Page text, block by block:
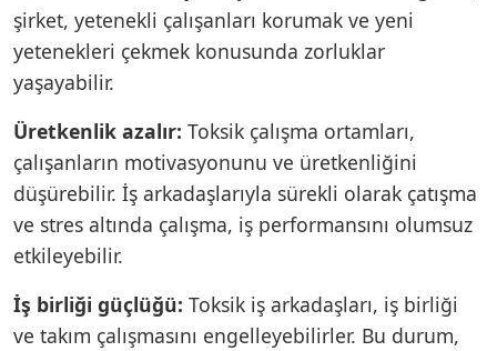
şirket, yetenekli çalışanları korumak ve yeni
yetenekleri çekmek konusunda zorluklar
yaşayabilir.
Üretkenlik azalır: Toksik çalışma ortamları,
çalışanların motivasyonunu ve üretkenliğini
düşürebilir. İş arkadaşlarıyla sürekli olarak çatışma
ve stres altında çalışma, iş performansını olumsuz
etkileyebilir.
İş birliği güçlüğü: Toksik iş arkadaşları, iş birliği
ve takım çalışmasını engelleyebilirler. Bu durum,